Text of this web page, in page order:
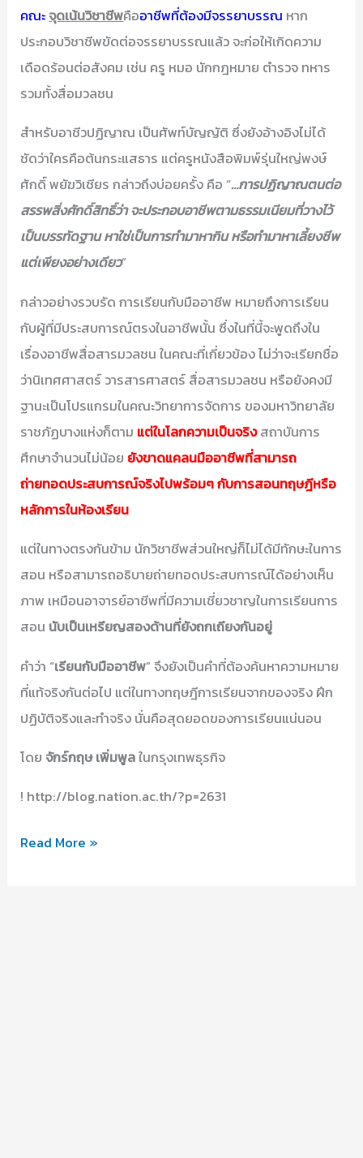
คณะ จุดเน้นวิชาชีพคืออาชีพที่ต้องมีจรรยาบรรณ หาก
ประกอบวิชาชีพขัดต่อจรรยาบรรณแล้ว จะก่อให้เกิดความ
เดือดร้อนต่อสังคม เช่น ครู หมอ นักกฎหมาย ตำรวจ ทหาร
รวมทั้งสื่อมวลชน
สำหรับอาชีวปฏิญาณ เป็นศัพท์บัญญัติ ซึ่งยังอ้างอิงไม่ได้
ชัดว่าใครคือต้นกระแสธาร แต่ครูหนังสือพิมพ์รุ่นใหญ่พงษ์
ศักดิ์ พยัฆวิเชียร กล่าวถึงบ่อยครั้ง คือ “…การปฏิญาณตนต่อ
สรรพสิ่งศักดิ์สิทธิ์ว่า จะประกอบอาชีพตามธรรมเนียมที่วางไว้
เป็นบรรทัดฐาน หาใช่เป็นการทำมาหากิน หรือทำมาหาเลี้ยงชีพ
แต่เพียงอย่างเดียว”
กล่าวอย่างรวบรัด การเรียนกับมืออาชีพ หมายถึงการเรียน
กับผู้ที่มีประสบการณ์ตรงในอาชีพนั้น ซึ่งในที่นี้จะพูดถึงใน
เรื่องอาชีพสื่อสารมวลชน ในคณะที่เกี่ยวข้อง ไม่ว่าจะเรียกชื่อ
ว่านิเทศศาสตร์ วารสารศาสตร์ สื่อสารมวลชน หรือยังคงมี
ฐานะเป็นโปรแกรมในคณะวิทยาการจัดการ ของมหาวิทยาลัย
ราชภัฏบางแห่งก็ตาม แต่ในโลกความเป็นจริงสถาบันการ
ศึกษาจำนวนไม่น้อย ยังขาดแคลนมืออาชีพที่สามารถ
ถ่ายทอดประสบการณ์จริงไปพร้อมๆ กับการสอนทฤษฎีหรือ
หลักการในห้องเรียน
แต่ในทางตรงกันข้าม นักวิชาชีพส่วนใหญ่ก็ไม่ได้มีทักษะในการ
สอน หรือสามารถอธิบายถ่ายทอดประสบการณ์ได้อย่างเห็น
ภาพ เหมือนอาจารย์อาชีพที่มีความเชี่ยวชาญในการเรียนการ
สอน นับเป็นเหรียญสองด้านที่ยังถกเถียงกันอยู่
คำว่า “เรียนกับมืออาชีพ” จึงยังเป็นคำที่ต้องค้นหาความหมาย
ที่แท้จริงกันต่อไป แต่ในทางทฤษฎีการเรียนจากของจริง ฝึก
ปฏิบัติจริงและทำจริง นั่นคือสุดยอดของการเรียนแน่นอน
โดย จักร์กฤษ เพิ่มพูลในกรุงเทพธุรกิจ
! http://blog.nation.ac.th/?p=2631
ไล่
Read More »